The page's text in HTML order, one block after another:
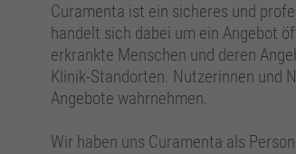
Curamenta ist ein sicheres und
handelt sich dabei um ein Angebot
erkrankte Menschen und deren
Klinik-Standorten. Nutzerinnen und
Angebote wahrnehmen.
Wir haben uns Curamenta als